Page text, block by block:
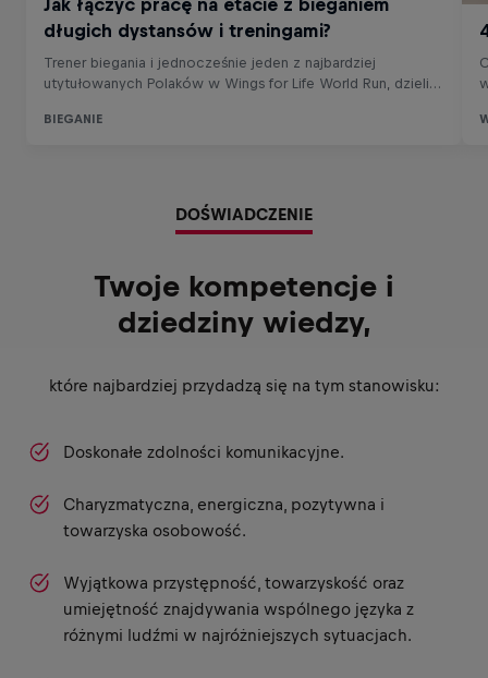
DOŚWIADCZENIE
Twoje kompetencje i
dziedziny wiedzy,
które najbardziej przydadzą się na tym stanowisku:
Doskonałe zdolności komunikacyjne.
Charyzmatyczna, energiczna, pozytywna i
towarzyska osobowość.
Wyjątkowa przystępność, towarzyskość oraz
umiejętność znajdywania wspólnego języka z
różnymi ludźmi w najróżniejszych sytuacjach.